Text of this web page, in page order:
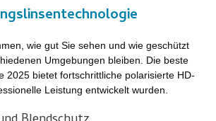
wie gut Sie sehen und wie geschützt
Umgebungen bleiben. Die beste
2025 bietet fortschrittliche polarisierte HD-
Leistung entwickelt wurden.